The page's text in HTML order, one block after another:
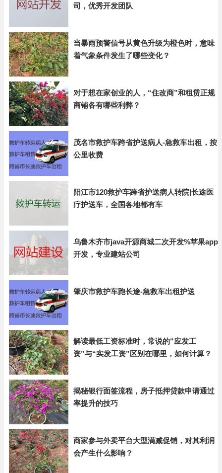
司，优秀开发团队
当暴雨预警信号从黄色升级为橙色时，意味
着气象条件发生了哪些变化？
对于想在家创业的人，“住改商”和租赁正规
商铺各有哪些利弊？
茂名市救护车跨省护送病人-急救车出租，按
公里收费
阳江市120救护车跨省护送病人转院|长途医
疗护送车，全国各地都有车
乌鲁木齐市java开源商城二次开发%苹果app
开发，专业建站公司
肇庆市救护车跑长途-急救车出租护送
解读最低工资标准时，常说的“应发工
资”与“实发工资”区别在哪里，如何计算？
揭秘银行面签流程，房子抵押贷款申请通过
率提升的技巧
商家参与外卖平台大型满减促销，对其利润
会产生什么影响？